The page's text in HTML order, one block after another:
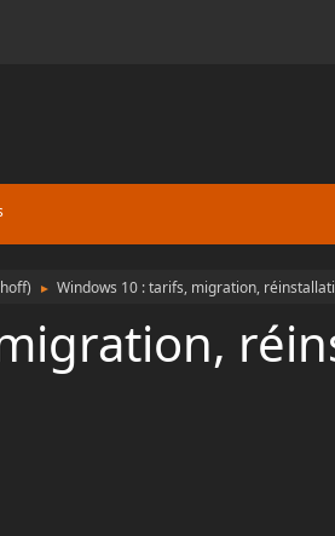
) ► Windows 10 : tarifs, migration,